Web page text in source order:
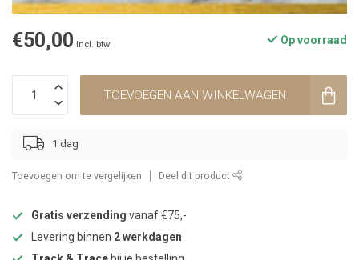
€50,00 Incl. btw Op voorraad
TOEVOEGEN AAN WINKELWAGEN
1 dag
Toevoegen om te vergelijken Deel dit product
Gratis verzending vanaf €75,-
Levering binnen 2 werkdagen